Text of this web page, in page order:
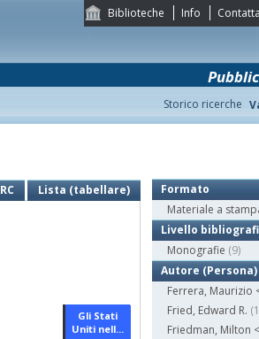
Biblioteche Info
Storico ricerche
Lista (tabellare)
Gli Stati
Uniti nell...
Formato
Materiale a
Livello
Monografie (9)
Autore (Persona)
Ferrera, Maurizio
Fried, Edward R.
Friedman, Milton